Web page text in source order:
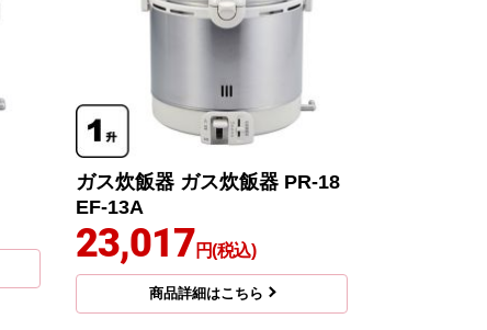
ガス炊飯器 ガス炊飯器 PR-18
EF-13A
23,017 円(税込)
商品詳細はこちら